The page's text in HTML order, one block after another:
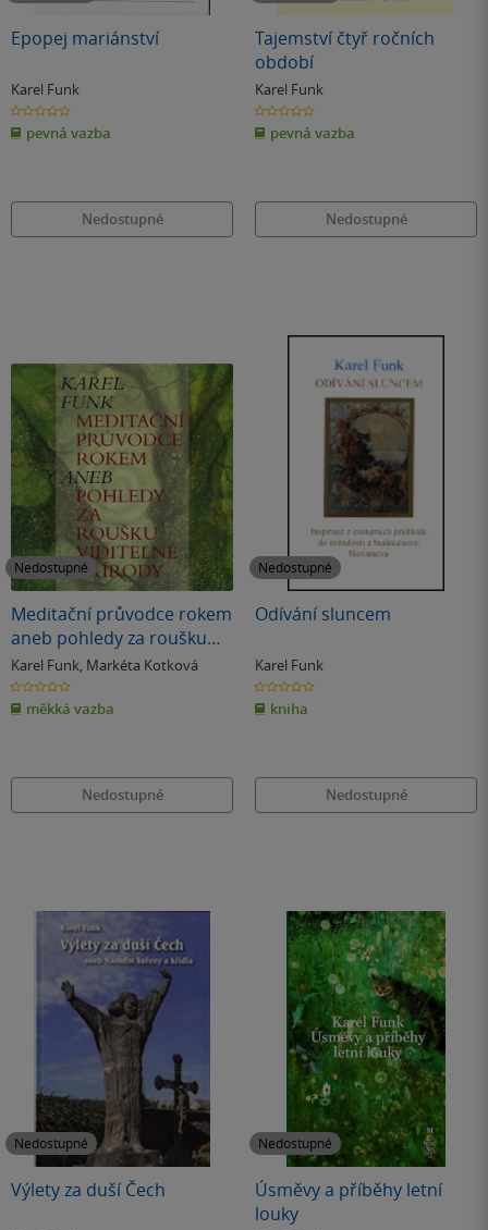
Epopej mariánství
Karel Funk
0.0
z
5
hvězdiček
pevná vazba
Nedostupné
Tajemství čtyř ročních
období
Karel Funk
0.0
z
5
hvězdiček
pevná vazba
Nedostupné
Nedostupné
Meditační průvodce rokem
aneb pohledy za roušku
viditelné přírody
Karel Funk, Markéta Kotková
0.0
z
5
hvězdiček
měkká vazba
Nedostupné
Nedostupné
Odívání sluncem
Karel Funk
0.0
z
5
hvězdiček
kniha
Nedostupné
Nedostupné
Výlety za duší Čech
Nedostupné
Úsměvy a příběhy letní
louky